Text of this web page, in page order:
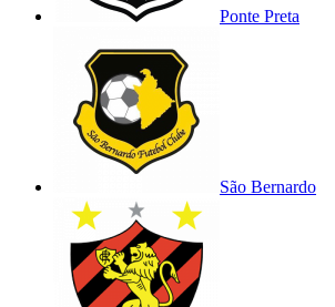
Ponte Preta
São Bernardo